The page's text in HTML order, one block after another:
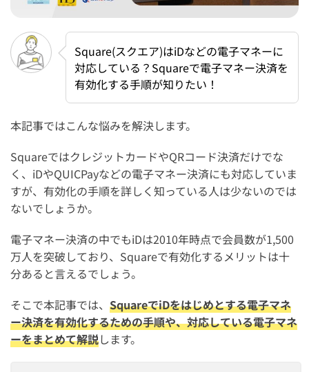
Square(スクエア)はiDなどの電子マネーに
対応している？Squareで電子マネー決済を
有効化する手順が知りたい！
本記事ではこんな悩みを解決します。
SquareではクレジットカードやQRコード決済だけでな
く、iDやQUICPayなどの電子マネー決済にも対応していま
すが、有効化の手順を詳しく知っている人は少ないのでは
ないでしょうか。
電子マネー決済の中でもiDは2010年時点で会員数が1,500
万人を突破しており、Squareで有効化するメリットは十
分あると言えるでしょう。
そこで本記事では、 SquareでiDをはじめとする電子マネ
ー決済を有効化するための手順や、対応している電子マネ
ーをまとめて解説します。